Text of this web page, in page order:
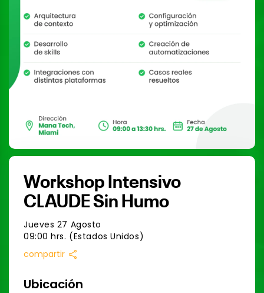
Workshop Intensivo
CLAUDE Sin Humo
Jueves 27 Agosto
09:00 hrs. (Estados Unidos)
compartir share
Ubicación